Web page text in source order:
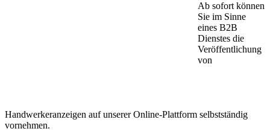
Ab sofort können
Sie im Sinne
eines B2B
Dienstes die
Veröffentlichung
von
Handwerkeranzeigen auf unserer Online-Plattform selbstständig
vornehmen.